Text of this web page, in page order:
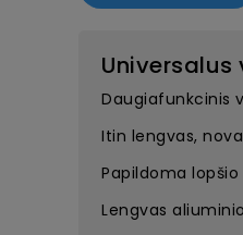
Universalus
Daugiafunkcinis
Itin lengvas,
Papildoma
Lengvas